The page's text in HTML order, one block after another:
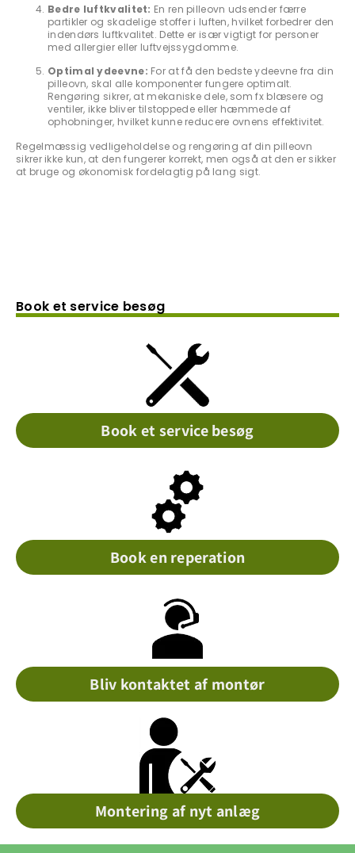
Bedre luftkvalitet: En ren pilleovn udsender færre
partikler og skadelige stoffer i luften, hvilket forbedrer den
indendørs luftkvalitet. Dette er især vigtigt for personer
med allergier eller luftvejssygdomme.
Optimal ydeevne: For at få den bedste ydeevne fra din
pilleovn, skal alle komponenter fungere optimalt.
Rengøring sikrer, at mekaniske dele, som fx blæsere og
ventiler, ikke bliver tilstoppede eller hæmmede af
ophobninger, hvilket kunne reducere ovnens effektivitet.
Regelmæssig vedligeholdelse og rengøring af din pilleovn
sikrer ikke kun, at den fungerer korrekt, men også at den er sikker
at bruge og økonomisk fordelagtig på lang sigt.
Book et service besøg
Book et service besøg
Book en reperation
Bliv kontaktet af montør
Montering af nyt anlæg